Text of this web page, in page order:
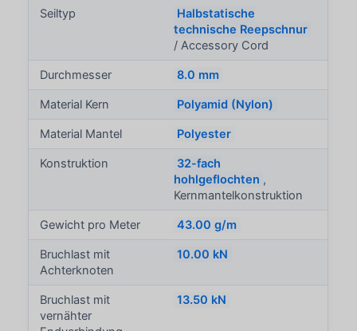
Seiltyp
Halbstatische
technische Reepschnur
/ Accessory Cord
Durchmesser 8.0 mm
Material Kern Polyamid (Nylon)
Material Mantel Polyester
Konstruktion
32-fach
hohlgeflochten ,
Kernmantelkonstruktion
Gewicht pro Meter 43.00 g/m
Bruchlast mit
Achterknoten
10.00 kN
Bruchlast mit
vernähter
13.50 kN